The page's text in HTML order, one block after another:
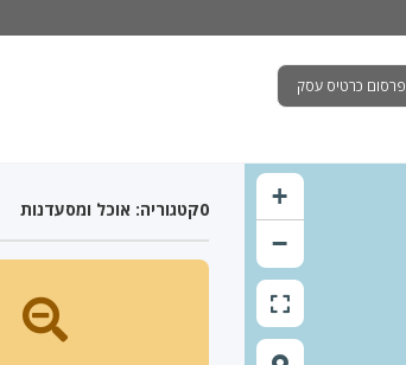
פרסום כרטיס עסק
+
−
קטגוריה: אוכל ומסעדנות0